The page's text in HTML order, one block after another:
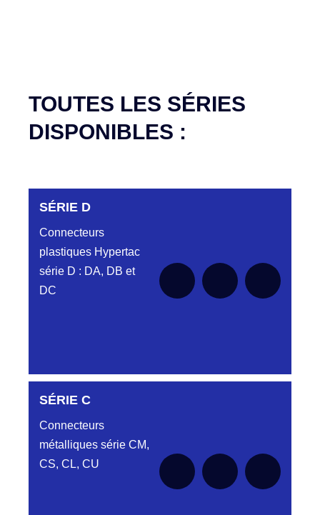
TOUTES LES SÉRIES
DISPONIBLES :
SÉRIE D
Connecteurs
plastiques Hypertac
série D : DA, DB et
DC
SÉRIE DA
Aucune pièce disponible pour cette série
pour le moment
SÉRIE DB
SÉRIE C
Connecteurs
métalliques série CM,
CS, CL, CU